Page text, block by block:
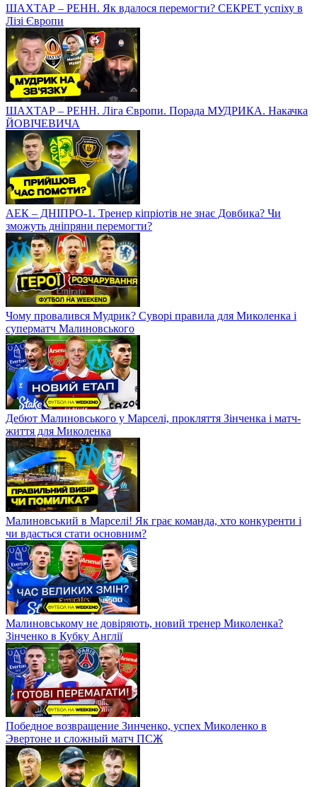
ШАХТАР – РЕНН. Як вдалося перемогти? СЕКРЕТ успіху в
Лізі Європи
ШАХТАР – РЕНН. Ліга Європи. Порада МУДРИКА. Накачка
ЙОВІЧЕВИЧА
АЕК – ДНІПРО-1. Тренер кіпріотів не знає Довбика? Чи
зможуть дніпряни перемогти?
Чому провалився Мудрик? Суворі правила для Миколенка і
суперматч Малиновського
Дебют Малиновського у Марселі, прокляття Зінченка і матч-
життя для Миколенка
Малиновський в Марселі! Як грає команда, хто конкуренти і
чи вдасться стати основним?
Малиновському не довіряють, новий тренер Миколенка?
Зінченко в Кубку Англії
Победное возвращение Зинченко, успех Миколенко в
Эвертоне и сложный матч ПСЖ